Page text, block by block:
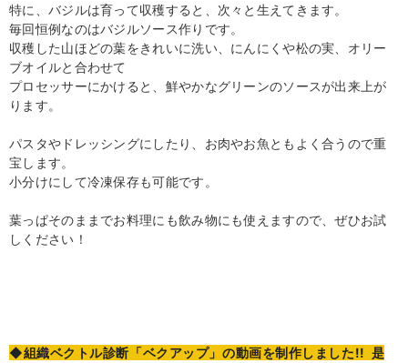
特に、バジルは育って収穫すると、次々と生えてきます。
毎回恒例なのはバジルソース作りです。
収穫した山ほどの葉をきれいに洗い、にんにくや松の実、オリー
ブオイルと合わせて
プロセッサーにかけると、鮮やかなグリーンのソースが出来上が
ります。
パスタやドレッシングにしたり、お肉やお魚ともよく合うので重
宝します。
小分けにして冷凍保存も可能です。
葉っぱそのままでお料理にも飲み物にも使えますので、ぜひお試
しください！
◆組織ベクトル診断「ベクアップ」の動画を制作しました!! 是